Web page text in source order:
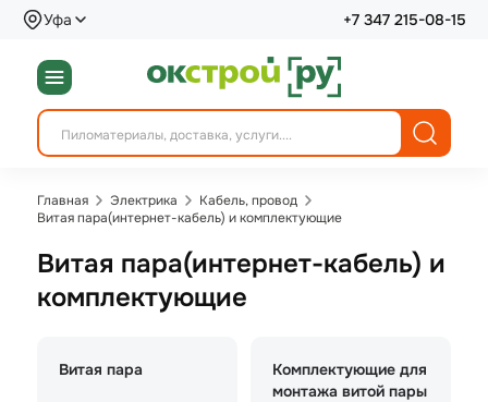
Уфа +7 347 215-08-15
Главная Электрика
Кабель, провод
Витая пара(интернет-кабель) и комплектующие
Витая пара(интернет-кабель) и
комплектующие
Витая пара
Комплектующие для
монтажа витой пары